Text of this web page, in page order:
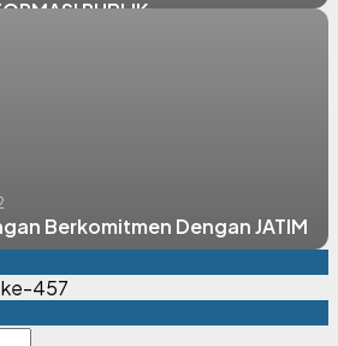
PUBLIK
Berkomitmen Dengan JATIM